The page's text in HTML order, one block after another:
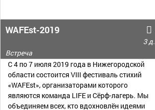
WAFEst-2019
3 д.
Встреча
С 4 по 7 июля 2019 года в Нижегородской
области состоится VIII фестиваль стихий
«WAFEst», организаторами которого
являются команда LIFE и Сёрф-лагерь. Мы
объединяем всех, кто вдохновлён идеями